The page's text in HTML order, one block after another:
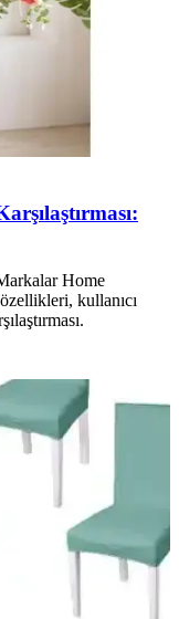
Home
kullanıcı